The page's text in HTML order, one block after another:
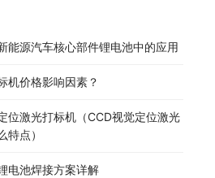
能源汽车核心部件锂电池中的应用
机价格影响因素？
位激光打标机（CCD视觉定位激光
特点）
电池焊接方案详解